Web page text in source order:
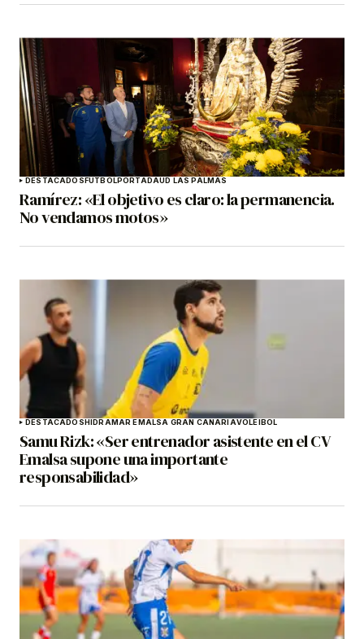
DESTACADOS FÚTBOLPORTADAUD LAS PALMAS
Ramírez: «El objetivo es claro: la permanencia.
No vendamos motos»
DESTACADOS HIDRAMAR EMALSA GRAN CANARIAVOLEIBOL
Samu Rizk: «Ser entrenador asistente en el CV
Emalsa supone una importante
responsabilidad»